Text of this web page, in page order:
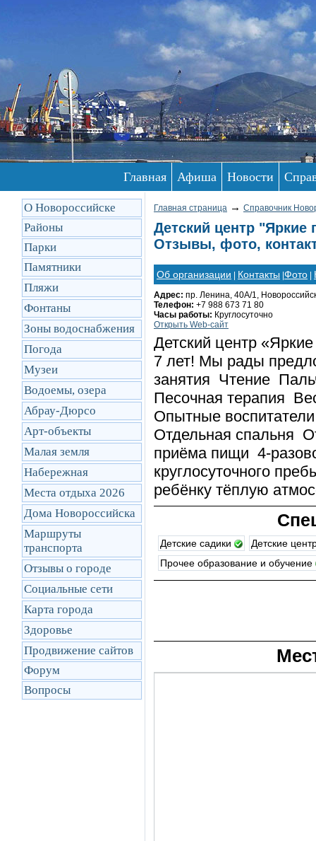
Главная Афиша Новости
О Новороссийске
Районы
Парки
Памятники
Пляжи
Фонтаны
Зоны водоснабжения
Погода
Музеи
Водоемы, озера
Абрау-Дюрсо
Арт-объекты
Малая земля
Набережная
Места отдыха 2026
Дома Новороссийска
Маршруты
транcпорта
Отзывы о городе
Социальные сети
Карта города
Здоровье
Продвижение сайтов
Форум
Вопросы
Главная страница → Справочник
Детский центр "Яркие
Отзывы, фото,
Об организации Контакты Фото
Адрес: пр. Ленина, 40А/1,
Телефон: +7 988 673 71 80
Часы работы: Круглосуточно
Открыть Web-сайт
Детский центр
7 лет! Мы рады
занятия Чтение
Песочная терапия
Опытные
Отдельная спальня
приёма пищи 4-
круглосуточного
ребёнку тёплую
Детские садики
Детские
Прочее образование и обучение